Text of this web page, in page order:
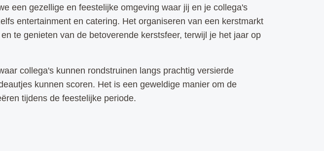
een gezellige en feestelijke omgeving waar jij en je collega's
entertainment en catering. Het organiseren van een kerstmarkt
te genieten van de betoverende kerstsfeer, terwijl je het jaar op
collega's kunnen rondstruinen langs prachtig versierde
kunnen scoren. Het is een geweldige manier om de
tijdens de feestelijke periode.